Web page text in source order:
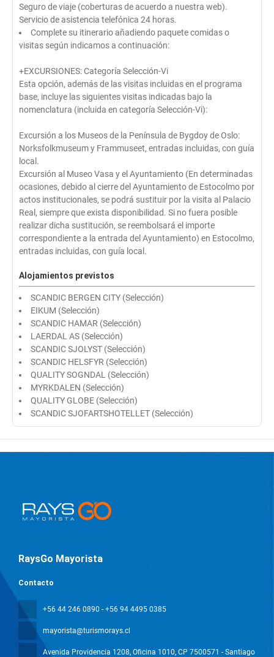
Seguro de viaje (coberturas de acuerdo a nuestra web).
Servicio de asistencia telefónica 24 horas.
Complete su itinerario añadiendo paquete comidas o
visitas según indicamos a continuación:
+EXCURSIONES: Categoría Selección-Vi
Esta opción, además de las visitas incluidas en el programa
base, incluye las siguientes visitas indicadas bajo la
nomenclatura (incluida en categoría Selección-Vi):
Excursión a los Museos de la Península de Bygdoy de Oslo:
Norksfolkmuseum y Frammuseet, entradas incluidas, con guía
local.
Excursión al Museo Vasa y el Ayuntamiento (En determinadas
ocasiones, debido al cierre del Ayuntamiento de Estocolmo por
actos institucionales, se podrá sustituir por la visita al Palacio
Real, siempre que exista disponibilidad. Si no fuera posible
realizar dicha sustitución, se reembolsará el importe
correspondiente a la entrada del Ayuntamiento) en Estocolmo,
entradas incluidas, con guía local.
Alojamientos previstos
SCANDIC BERGEN CITY (Selección)
EIKUM (Selección)
SCANDIC HAMAR (Selección)
LAERDAL AS (Selección)
SCANDIC SJOLYST (Selección)
SCANDIC HELSFYR (Selección)
QUALITY SOGNDAL (Selección)
MYRKDALEN (Selección)
QUALITY GLOBE (Selección)
SCANDIC SJOFARTSHOTELLET (Selección)
RaysGo Mayorista
Contacto
+56 44 246 0890 - +56 94 4495 0385
mayorista@turismorays.cl
Avenida Providencia 1208, Oficina 1010, CP 7500571 - Santiago